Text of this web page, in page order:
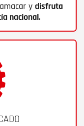
y disfruta
nacional.